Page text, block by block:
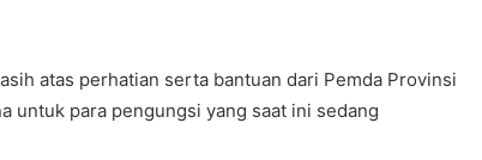
atas perhatian serta bantuan dari Pemda Provinsi
untuk para pengungsi yang saat ini sedang